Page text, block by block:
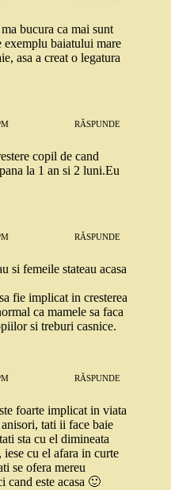
bucura ca mai sunt
exemplu baiatului mare
asa a creat o legatura
RĂSPUNDE
copil de cand
la 1 an si 2 luni.Eu
RĂSPUNDE
si femeile stateau acasa
fie implicat in cresterea
ca mamele sa faca
si treburi casnice.
RĂSPUNDE
foarte implicat in viata
tati ii face baie
sta cu el dimineata
iese cu el afara in curte
se ofera mereu
cand este acasa 🙂